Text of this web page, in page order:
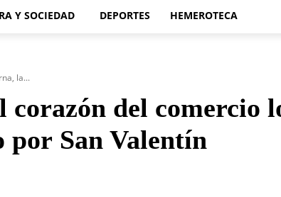
Y SOCIEDAD DEPORTES HEMEROTECA
la...
del comercio
por San Valentín